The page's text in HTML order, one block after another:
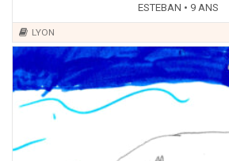
ESTEBAN • 9 ANS
LYON